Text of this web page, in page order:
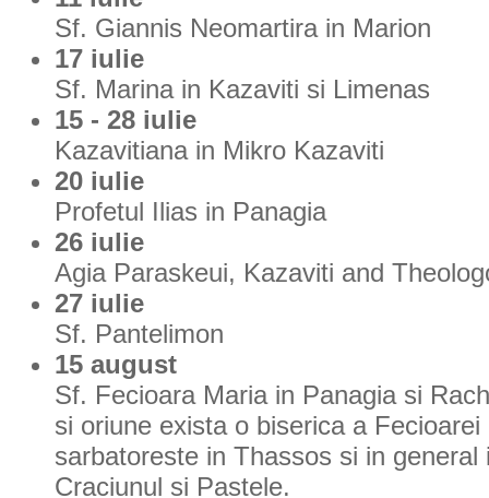
Sf. Giannis Neomartira in Marion
17 iulie
Sf. Marina in Kazaviti si Limenas
15 - 28 iulie
Kazavitiana in Mikro Kazaviti
20 iulie
Profetul Ilias in Panagia
26 iulie
Agia Paraskeui, Kazaviti and
27 iulie
Sf. Pantelimon
15 august
Sf. Fecioara Maria in Panagia si
si oriune exista o biserica a
sarbatoreste in Thassos si in general
Craciunul si Pastele.